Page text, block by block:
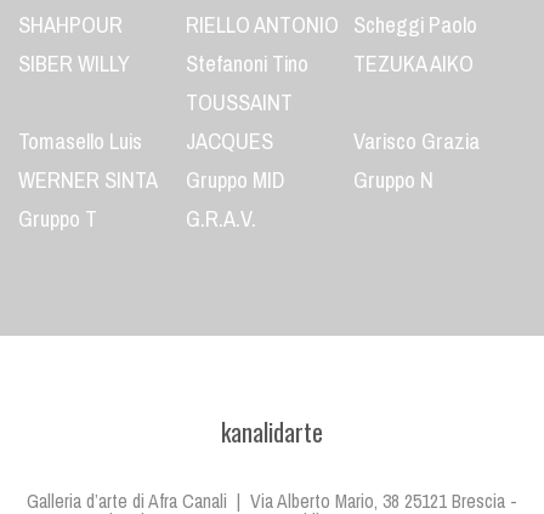
SHAHPOUR
RIELLO ANTONIO Scheggi Paolo
SIBER WILLY
Stefanoni Tino
TEZUKA AIKO
Tomasello Luis
TOUSSAINT
JACQUES
Varisco Grazia
WERNER SINTA
Gruppo MID
Gruppo N
Gruppo T
G.R.A.V.
kanalidarte
Galleria d’arte di Afra Canali | Via Alberto Mario, 38 25121 Brescia -